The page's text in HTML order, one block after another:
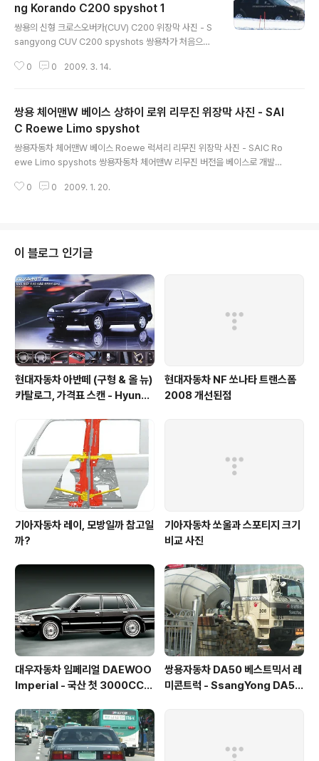
로 보입니다.파워트레인은 175마력급의 2000cc 디젤엔
진과 6단변속기를 장착할 것이라 하며 액티언도 계속 생산
할 계획.쌍용 C200 위장막 사진 1사진을 클릭하시면 크게
보실 수 있습니다.사진출처http://www.caradvice.co
m.au/25963/2010-kia-sporta..
ng Korando C200 spyshot 1
쌍용의 신형 크로스오버카(CUV) C200 위장막 사진 - S
sangyong CUV C200 spyshots 쌍용차가 처음으로
있는 C200의 위장막 사진입니다. C200은 탄탄함(Com
에서는 현대 투싼, 기아 스포티지, 르노삼성 QM5 급의 차
량들과 경쟁할것으로 보입니다. 파워트레인은 175마력급
의 2000cc 디젤엔진과 6단변속기를 장착할 것이라 하며
액티언도 계속 생산할 계획. C200의 출시시기는 최근 쌍
용이 힘든 상황에 있으나 신문기사들을 검색해보니 2009
년 9월에 예정대로 맞출것이라 합니다. 사진을 클릭하시면
0 0 2009. 3. 14.
쌍용 체어맨W 베이스 상하이 로위 리무진 위장막 사진 - SAI
C Roewe Limo spyshot
쌍용자동차 체어맨W 베이스 Roewe 럭셔리 리무진 위장막 사진 - SAIC Ro
ewe Limo spyshots 쌍용자동차 체어맨W 리무진 버전을 베이스로 개발중
ation)의 로위(Roewe) 리무진 위장막 사진입니다. 쌍용차의 최대주주인 SAI
랜드가 아닌 로위 브랜드를 달고 중국 시장에 출시한다고 하네요. 사진출처 htt
p://www.chinacartimes.com/2009/0..
0 0 2009. 1. 20.
이 블로그 인기글
현대자동차 아반떼 (구형 & 올 뉴)
카탈로그, 가격표 스캔 - Hyunda
현대자동차 NF 쏘나타 트랜스폼
2008 개선된점
기아자동차 레이, 모방일까 참고일
까?
기아자동차 쏘울과 스포티지 크기
비교 사진
대우자동차 임페리얼 DAEWOO
Imperial - 국산 첫 3000CC
쌍용자동차 DA50 베스트믹서 레
미콘트럭 - SsangYong DA50